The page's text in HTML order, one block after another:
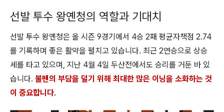
선발 투수 왕옌청의 역할과 기대치
선발 투수 왕옌청은 올 시즌 9경기에서 4승 2패 평균자책점 2.74
를 기록하며 좋은 활약을 펼치고 있습니다. 최근 2연승으로 상승
세를 타고 있으며, 지난 4월 4일 두산전에서도 승리를 거둔 바 있
습니다. 불펜의 부담을 덜기 위해 최대한 많은 이닝을 소화하는 것
이 중요합니다.